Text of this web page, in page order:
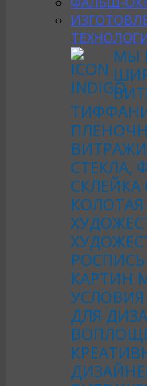
МЫ
СТЕКЛА,
СКЛЕЙКА
КАРТИН
ДЛЯ